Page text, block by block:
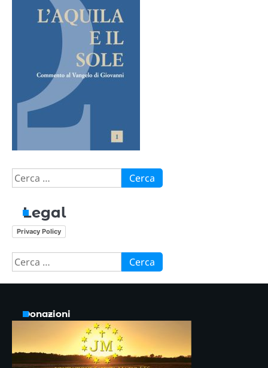
Ricerca
per:
Legal
Privacy Policy
Ricerca
per:
Donazioni